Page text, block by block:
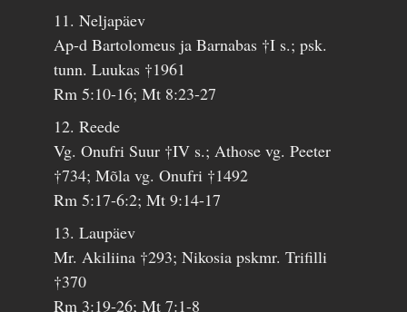
11. Neljapäev
Ap-d Bartolomeus ja Barnabas †I s.; psk.
tunn. Luukas †1961
Rm 5:10-16; Mt 8:23-27
12. Reede
Vg. Onufri Suur †IV s.; Athose vg. Peeter
†734; Mõla vg. Onufri †1492
Rm 5:17-6:2; Mt 9:14-17
13. Laupäev
Mr. Akiliina †293; Nikosia pskmr. Trifilli
†370
Rm 3:19-26; Mt 7:1-8